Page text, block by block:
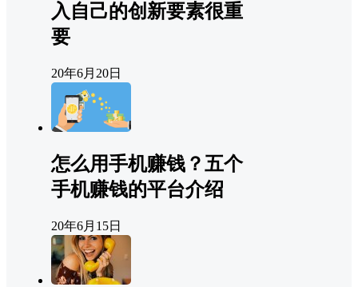
入自己的创新要素很重
要
20年6月20日
怎么用手机赚钱？五个
手机赚钱的平台介绍
20年6月15日